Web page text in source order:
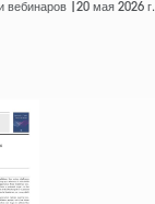
вебинаров | 20 мая 2026 г.